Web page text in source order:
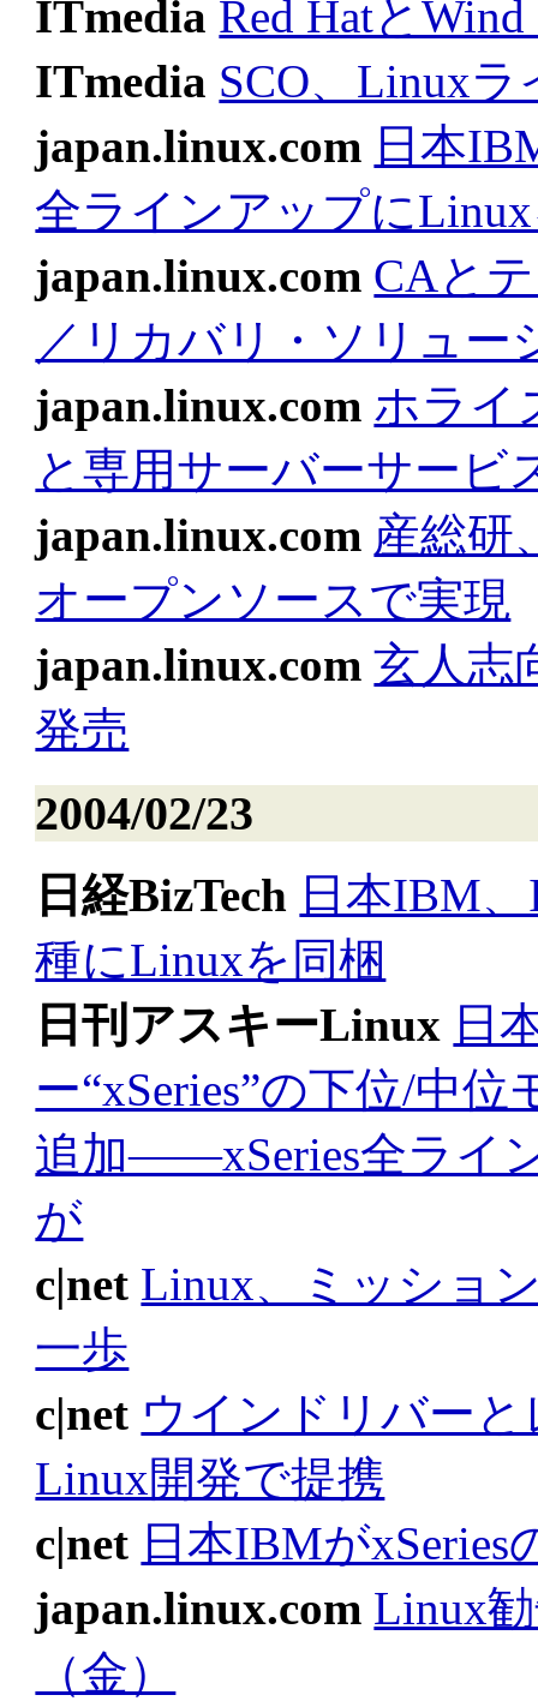
ITmedia Red Hatと
ITmedia SCO、Linux
japan.linux.com 日本
全ラインアップに
japan.linux.com CAと
／リカバリ・ソリュー
japan.linux.com ホライ
と専用サーバーサービ
japan.linux.com 産総研
オープンソースで実現
japan.linux.com 玄人志
発売
2004/02/23
日経BizTech 日本IBM
種にLinuxを同梱
日刊アスキーLinux 日
ー“xSeries”の下位/中
追加――xSeries全ライ
が
c|net Linux、ミッショ
一歩
c|net ウインドリバー
Linux開発で提携
c|net 日本IBMが
japan.linux.com Linux
（金）